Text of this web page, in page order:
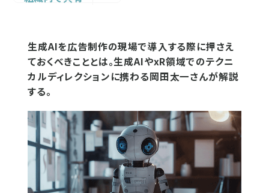
生成AIを広告制作の現場で導入する際に押さえ
ておくべきこととは。生成AIやxR領域でのテクニ
カルディレクションに携わる岡田太一さんが解説
する。